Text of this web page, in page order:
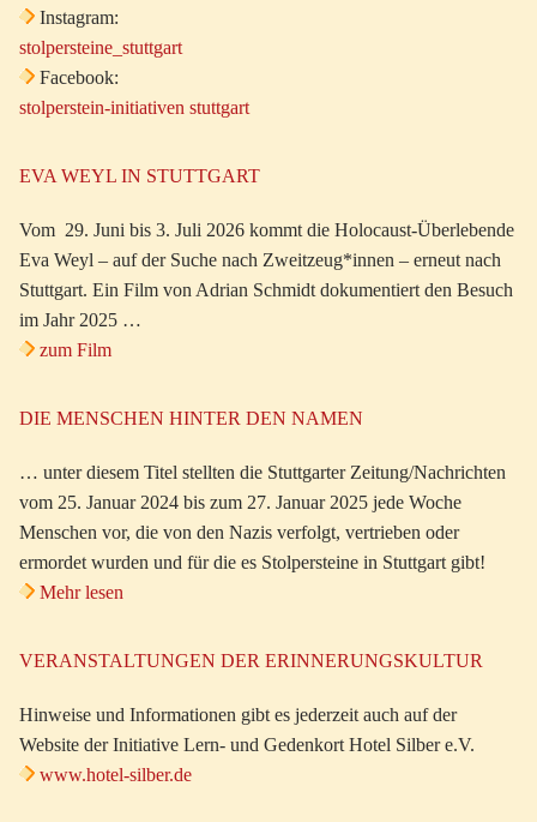
Instagram:
stolpersteine_stuttgart
Facebook:
stolperstein-initiativen stuttgart
EVA WEYL IN STUTTGART
Vom 29. Juni bis 3. Juli 2026 kommt die Holocaust-Überlebende
Eva Weyl – auf der Suche nach Zweitzeug*innen – erneut nach
Stuttgart. Ein Film von Adrian Schmidt dokumentiert den Besuch
im Jahr 2025 …
zum Film
DIE MENSCHEN HINTER DEN NAMEN
… unter diesem Titel stellten die Stuttgarter Zeitung/Nachrichten
vom 25. Januar 2024 bis zum 27. Januar 2025 jede Woche
Menschen vor, die von den Nazis verfolgt, vertrieben oder
ermordet wurden und für die es Stolpersteine in Stuttgart gibt!
Mehr lesen
VERANSTALTUNGEN DER ERINNERUNGSKULTUR
Hinweise und Informationen gibt es jederzeit auch auf der
Website der Initiative Lern- und Gedenkort Hotel Silber e.V.
www.hotel-silber.de